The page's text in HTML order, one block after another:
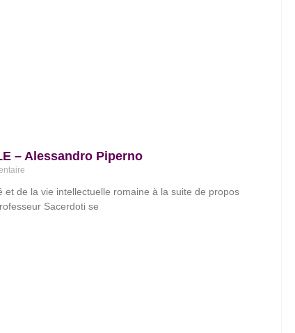
– Alessandro Piperno
et de la vie intellectuelle romaine à la suite de propos
Sacerdoti se